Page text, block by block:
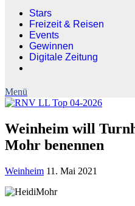
Stars
Freizeit & Reisen
Events
Gewinnen
Digitale Zeitung
Weinheim will
Mohr benennen
Weinheim 11. Mai 2021